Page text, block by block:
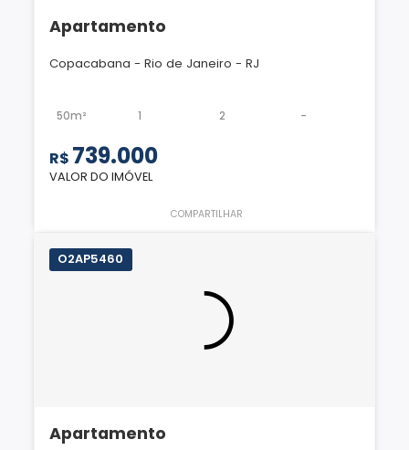
Apartamento
Copacabana - Rio de Janeiro - RJ
50m² 1 2 -
R$ 739.000
VALOR DO IMÓVEL
COMPARTILHAR
O2AP5460
Apartamento